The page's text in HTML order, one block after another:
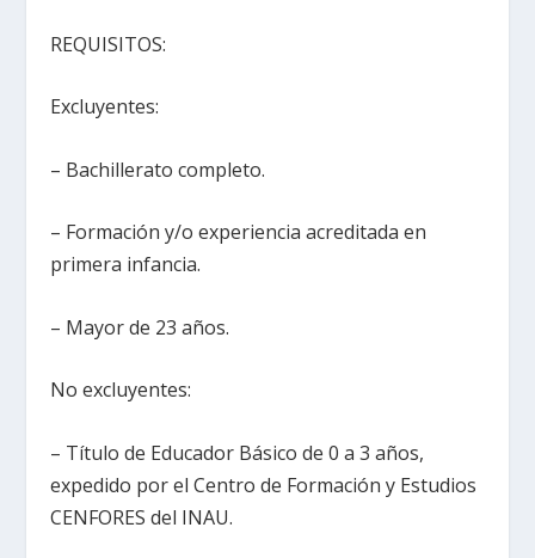
REQUISITOS:
Excluyentes:
– Bachillerato completo.
– Formación y/o experiencia acreditada en
primera infancia.
– Mayor de 23 años.
No excluyentes:
– Título de Educador Básico de 0 a 3 años,
expedido por el Centro de Formación y Estudios
CENFORES del INAU.